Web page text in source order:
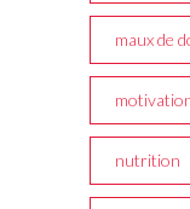
maux de
nutrition